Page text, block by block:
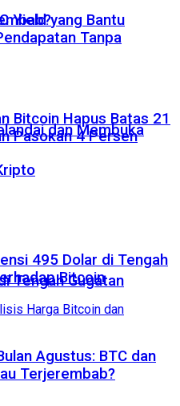
dan Membuka
Tengah Gugatan
Yield yang Bantu
Tanpa
Bitcoin Hapus Batas 21
Pasokan 4 Persen
495 Dolar di Tengah
Bitcoin
Agustus: BTC dan
Terjerembab?